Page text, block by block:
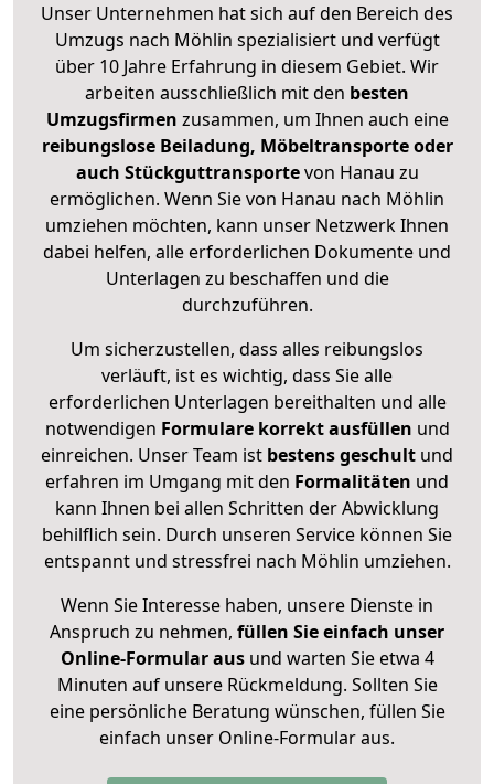
Unser Unternehmen hat sich auf den Bereich des
Umzugs nach Möhlin spezialisiert und verfügt
über 10 Jahre Erfahrung in diesem Gebiet. Wir
arbeiten ausschließlich mit den besten
Umzugsfirmen zusammen, um Ihnen auch eine
reibungslose Beiladung, Möbeltransporte oder
auch Stückguttransportevon Hanau zu
ermöglichen. Wenn Sie von Hanau nach Möhlin
umziehen möchten, kann unser Netzwerk Ihnen
dabei helfen, alle erforderlichen Dokumente und
Unterlagen zu beschaffen und die
durchzuführen.
Um sicherzustellen, dass alles reibungslos
verläuft, ist es wichtig, dass Sie alle
erforderlichen Unterlagen bereithalten und alle
notwendigen Formulare korrekt ausfüllen und
einreichen. Unser Team ist bestens geschult und
erfahren im Umgang mit den Formalitäten und
kann Ihnen bei allen Schritten der Abwicklung
behilflich sein. Durch unseren Service können Sie
entspannt und stressfrei nach Möhlin umziehen.
Wenn Sie Interesse haben, unsere Dienste in
Anspruch zu nehmen, füllen Sie einfach unser
Online-Formular ausund warten Sie etwa 4
Minuten auf unsere Rückmeldung. Sollten Sie
eine persönliche Beratung wünschen, füllen Sie
einfach unser Online-Formular aus.